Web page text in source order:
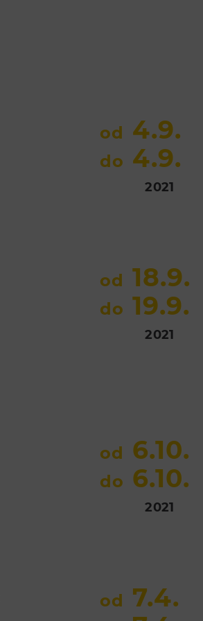
od 4.9.
do 4.9.
2021
od 18.9.
do 19.9.
2021
od 6.10.
do 6.10.
2021
od 7.4.